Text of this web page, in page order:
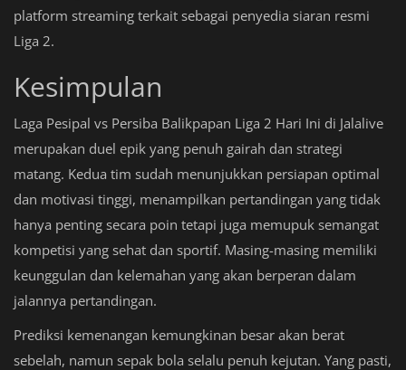
platform streaming terkait sebagai penyedia siaran resmi
Liga 2.
Kesimpulan
Laga Pesipal vs Persiba Balikpapan Liga 2 Hari Ini di Jalalive
merupakan duel epik yang penuh gairah dan strategi
matang. Kedua tim sudah menunjukkan persiapan optimal
dan motivasi tinggi, menampilkan pertandingan yang tidak
hanya penting secara poin tetapi juga memupuk semangat
kompetisi yang sehat dan sportif. Masing-masing memiliki
keunggulan dan kelemahan yang akan berperan dalam
jalannya pertandingan.
Prediksi kemenangan kemungkinan besar akan berat
sebelah, namun sepak bola selalu penuh kejutan. Yang pasti,